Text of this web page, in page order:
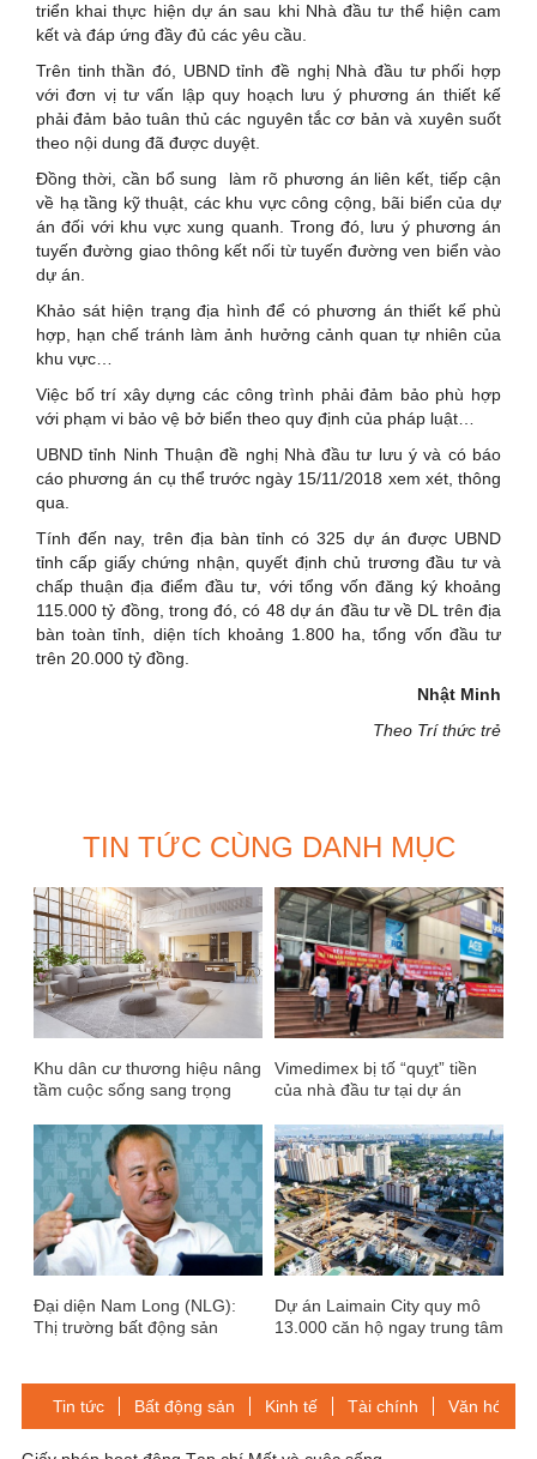
triển khai thực hiện dự án sau khi Nhà đầu tư thể hiện cam
kết và đáp ứng đầy đủ các yêu cầu.
Trên tinh thần đó, UBND tỉnh đề nghị Nhà đầu tư phối hợp
với đơn vị tư vấn lập quy hoạch lưu ý phương án thiết kế
phải đảm bảo tuân thủ các nguyên tắc cơ bản và xuyên suốt
theo nội dung đã được duyệt.
Đồng thời, cần bổ sung làm rõ phương án liên kết, tiếp cận
về hạ tầng kỹ thuật, các khu vực công cộng, bãi biển của dự
án đối với khu vực xung quanh. Trong đó, lưu ý phương án
tuyến đường giao thông kết nối từ tuyến đường ven biển vào
dự án.
Khảo sát hiện trạng địa hình để có phương án thiết kế phù
hợp, hạn chế tránh làm ảnh hưởng cảnh quan tự nhiên của
khu vực…
Việc bố trí xây dựng các công trình phải đảm bảo phù hợp
với phạm vi bảo vệ bở biển theo quy định của pháp luật…
UBND tỉnh Ninh Thuận đề nghị Nhà đầu tư lưu ý và có báo
cáo phương án cụ thể trước ngày 15/11/2018 xem xét, thông
qua.
Tính đến nay, trên địa bàn tỉnh có 325 dự án được UBND
tỉnh cấp giấy chứng nhận, quyết định chủ trương đầu tư và
chấp thuận địa điểm đầu tư, với tổng vốn đăng ký khoảng
115.000 tỷ đồng, trong đó, có 48 dự án đầu tư về DL trên địa
bàn toàn tỉnh, diện tích khoảng 1.800 ha, tổng vốn đầu tư
trên 20.000 tỷ đồng.
Nhật Minh
Theo Trí thức trẻ
TIN TỨC CÙNG DANH MỤC
Khu dân cư thương hiệu nâng
tầm cuộc sống sang trọng
Vimedimex bị tố “quỵt” tiền
của nhà đầu tư tại dự án
Đại diện Nam Long (NLG):
Thị trường bất động sản
Dự án Laimain City quy mô
13.000 căn hộ ngay trung tâm
Tin tức
Bất động sản Kinh tế Tài chính Văn hóa-